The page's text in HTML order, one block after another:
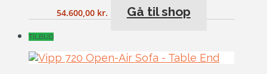
54.600,00 kr. Gå til shop
TILBUD